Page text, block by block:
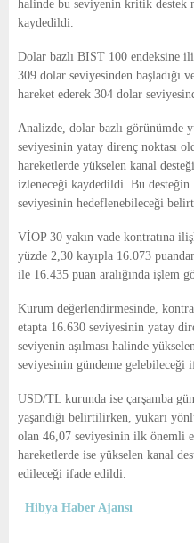
halinde bu seviyenin kritik destek
kaydedildi.
Dolar bazlı BIST 100 endeksine
309 dolar seviyesinden başladığı
hareket ederek 304 dolar
Analizde, dolar bazlı görünümde
seviyesinin yatay direnç noktası
hareketlerde yükselen kanal
izleneceği kaydedildi. Bu desteğin
seviyesinin hedeflenebileceği
VİOP 30 yakın vade kontratına
yüzde 2,30 kayıpla 16.073
ile 16.435 puan aralığında işlem
Kurum değerlendirmesinde,
etapta 16.630 seviyesinin yatay
seviyenin aşılması halinde
seviyesinin gündeme gelebileceği
USD/TL kurunda ise çarşamba
yaşandığı belirtilirken, yukarı
olan 46,07 seviyesinin ilk önemli
hareketlerde ise yükselen kanal
edileceği ifade edildi.
Hibya Haber Ajansı